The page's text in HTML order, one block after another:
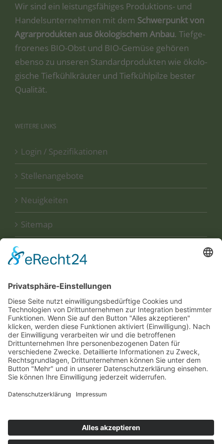
Wir sind ein leis­tungs­fä­hi­ges Pro­duk­ti­ons- und
Han­dels­un­ter­neh­men mit dem Schwer­punkt von
Agrar­pro­duk­ten aus öko­lo­gi­schem Anbau. Tief­ge­
fro­re­nes BIO-Obst und BIO-Gemü­se gehö­ren
eben­so zu unse­ren Stan­dard­pro­duk­ten wie öko­lo­
gi­sche Tief­kühl­kräu­ter und Tief­kühl­pil­ze bes­ter
Qualität.
WEITERE LINKS
Login / Spezifikationen
Stellenangebote
Neuigkeiten
Sitemap
Disclaimer
UNSERE ZERTIFIKATE